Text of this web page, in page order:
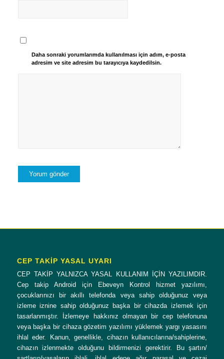
Daha sonraki yorumlarımda kullanılması için adım, e-posta
adresim ve site adresim bu tarayıcıya kaydedilsin.
CEP TAKİP YASAL UYARI
CEP TAKİP YALNIZCA YASAL KULLANIM İÇİN YAZILIMDIR.
Cep takip Android için Ebeveyn Kontrol hizmet yazılımı,
çocuklarınızı bir akıllı telefonda veya sahip olduğunuz veya
izleme iznine sahip olduğunuz başka bir cihazda izlemek için
tasarlanmıştır. İzlemeye hakkınız olmayan bir cep telefonuna
veya başka bir cihaza gözetim yazılımı yüklemek yargı yasasını
ihlal eder. Kanun, genellikle, cihazın kullanıcılarına/sahiplerine,
cihazın izlenmekte olduğunu bildirmenizi gerektirir. Bu şartın/